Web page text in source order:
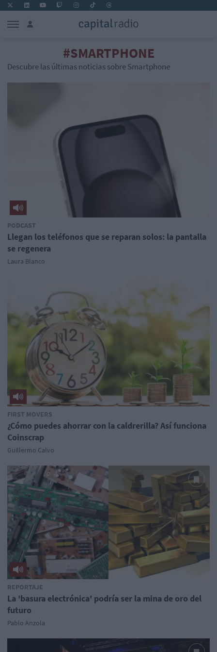
#SMARTPHONE
Descubre las últimas noticias sobre Smartphone
PODCAST
Llegan los teléfonos que se reparan solos: la pantalla
se regenera
Laura Blanco
FIRST MOVERS
¿Cómo puedes ahorrar con la caldrerilla? Así funciona
Coinscrap
Guillermo Calvo
REPORTAJE
La 'basura electrónica' podría ser la mina de oro del
futuro
Pablo Anzola